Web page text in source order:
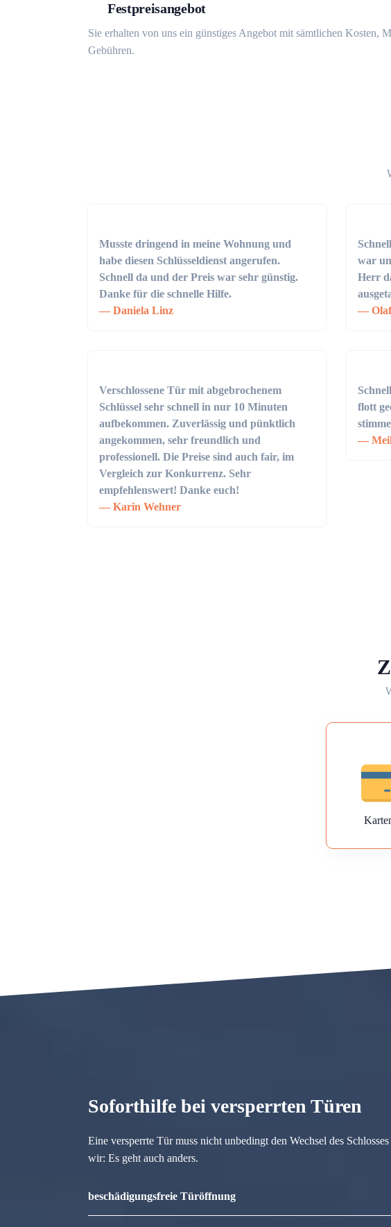
Festpreisangebot
Sie erhalten von uns ein günstiges Angebot mit sämtlichen Kosten,
Gebühren.
Musste dringend in meine Wohnung und
habe diesen Schlüsseldienst angerufen.
Schnell da und der Preis war sehr günstig.
Danke für die schnelle Hilfe.
Daniela Linz
war
Herr
Verschlossene Tür mit abgebrochenem
Schlüssel sehr schnell in nur 10 Minuten
aufbekommen. Zuverlässig und pünktlich
angekommen, sehr freundlich und
professionell. Die Preise sind auch fair, im
Vergleich zur Konkurrenz. Sehr
empfehlenswert! Danke euch!
Karin Wehner
flott
Soforthilfe bei versperrten Türen
Eine versperrte Tür muss nicht unbedingt den Wechsel des
wir: Es geht auch anders.
beschädigungsfreie Türöffnung